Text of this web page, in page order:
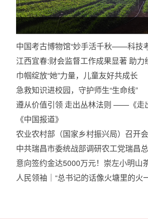
中国考古博物馆“妙手活千秋——科技
江西宜春:财会监督工作成果显著 助力
巾帼绽放“她”力量，儿童友好共成长
急救知识进校园，守护师生“生命线”
遵从价值引领 走出丛林法则 ——《
《中国报道》
农业农村部（国家乡村振兴局）召开
中共瑞昌市委统战部调研农工党瑞昌
意向签约金达5000万元！崇左小明山
人民领袖｜“总书记的话像火塘里的火